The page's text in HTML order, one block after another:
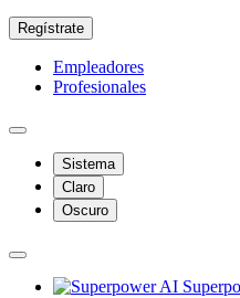
Regístrate
Empleadores
Profesionales
Sistema
Claro
Oscuro